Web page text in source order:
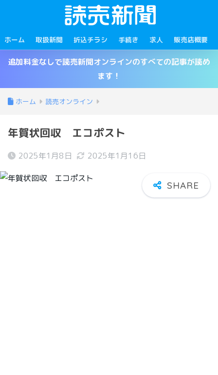
ホーム 取扱新聞 折込チラシ 手続き 求人 販売店概要
追加料金なしで読売新聞オンラインのすべての記事が読め
ます！
ホーム 読売オンライン
年賀状回収 エコポスト
2025年1月8日 2025年1月16日